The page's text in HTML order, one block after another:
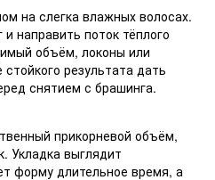
на слегка влажных волосах.
направить поток тёплого
объём, локоны или
результата дать
снятием с брашинга.
прикорневой объём,
Укладка выглядит
форму длительное время, а